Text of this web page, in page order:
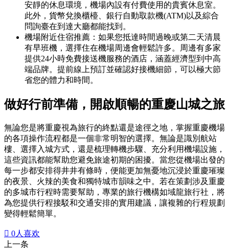
安靜的休息環境，機場內設有付費使用的貴賓休息室。
此外，貨幣兌換櫃檯、銀行自動取款機(ATM)以及綜合
問詢臺在到達大廳都能找到。
機場附近住宿推薦：如果您抵達時間過晚或第二天清晨
有早班機，選擇住在機場周邊會輕鬆許多。周邊有多家
提供24小時免費接送機服務的酒店，涵蓋經濟型到中高
端品牌。提前線上預訂並確認好接機細節，可以極大節
省您的體力和時間。
做好行前準備，開啟順暢的重慶山城之旅
無論您是將重慶視為旅行的終點還是途徑之地，掌握重慶機場
的各項操作流程都是一個非常明智的選擇。無論是識別航站
樓、選擇入城方式，還是梳理轉機步驟、充分利用機場設施，
這些資訊都能幫助您避免旅途初期的困擾。當您從機場出發的
每一步都安排得井井有條時，便能更加無憂地沉浸於重慶璀璨
的夜景、火辣的美食和獨特城市韻味之中。若在策劃涉及重慶
的多城市行程時需要幫助，專業的旅行機構如域龍旅行社，將
為您提供行程接駁和交通安排的實用建議，讓複雜的行程規劃
變得輕鬆簡單。
 0人喜欢
上一条